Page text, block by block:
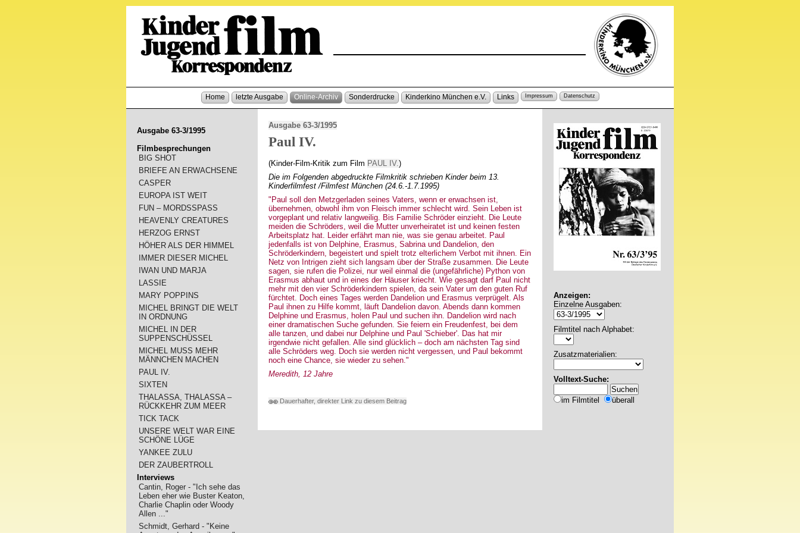
Home letzte Ausgabe Online-Archiv Sonderdrucke Kinderkino München e.V. Links Impressum Datenschutz
Ausgabe 63-3/1995
Paul IV.
(Kinder-Film-Kritik zum Film PAUL IV.)
Die im Folgenden abgedruckte Filmkritik schrieben Kinder beim 13.
Kinderfilmfest /Filmfest München (24.6.-1.7.1995)
"Paul soll den Metzgerladen seines Vaters, wenn er erwachsen ist,
übernehmen, obwohl ihm von Fleisch immer schlecht wird. Sein Leben ist
vorgeplant und relativ langweilig. Bis Familie Schröder einzieht. Die Leute
meiden die Schröders, weil die Mutter unverheiratet ist und keinen festen
Arbeitsplatz hat. Leider erfährt man nie, was sie genau arbeitet. Paul
jedenfalls ist von Delphine, Erasmus, Sabrina und Dandelion, den
Schröderkindern, begeistert und spielt trotz elterlichem Verbot mit ihnen. Ein
Netz von Intrigen zieht sich langsam über der Straße zusammen. Die Leute
sagen, sie rufen die Polizei, nur weil einmal die (ungefährliche) Python von
Erasmus abhaut und in eines der Häuser kriecht. Wie gesagt darf Paul nicht
mehr mit den vier Schröderkindern spielen, da sein Vater um den guten Ruf
fürchtet. Doch eines Tages werden Dandelion und Erasmus verprügelt. Als
Paul ihnen zu Hilfe kommt, läuft Dandelion davon. Abends dann kommen
Delphine und Erasmus, holen Paul und suchen ihn. Dandelion wird nach
einer dramatischen Suche gefunden. Sie feiern ein Freudenfest, bei dem
alle tanzen, und dabei nur Delphine und Paul 'Schieber'. Das hat mir
irgendwie nicht gefallen. Alle sind glücklich – doch am nächsten Tag sind
alle Schröders weg. Doch sie werden nicht vergessen, und Paul bekommt
noch eine Chance, sie wieder zu sehen."
Meredith, 12 Jahre
Dauerhafter, direkter Link zu diesem Beitrag
Ausgabe 63-3/1995
Filmbesprechungen
BIG SHOT
BRIEFE AN ERWACHSENE
CASPER
EUROPA IST WEIT
FUN – MORDSSPASS
HEAVENLY CREATURES
HERZOG ERNST
HÖHER ALS DER HIMMEL
IMMER DIESER MICHEL
IWAN UND MARJA
LASSIE
MARY POPPINS
MICHEL BRINGT DIE WELT
IN ORDNUNG
MICHEL IN DER
SUPPENSCHÜSSEL
MICHEL MUSS MEHR
MÄNNCHEN MACHEN
PAUL IV.
SIXTEN
THALASSA, THALASSA –
RÜCKKEHR ZUM MEER
TICK TACK
UNSERE WELT WAR EINE
SCHÖNE LÜGE
YANKEE ZULU
DER ZAUBERTROLL
Interviews
Cantin, Roger - "Ich sehe das
Leben eher wie Buster Keaton,
Charlie Chaplin oder Woody
Allen ..."
Schmidt, Gerhard - "Keine
Anzeigen:
Einzelne Ausgaben:
Filmtitel nach Alphabet:
Zusatzmaterialien:
Volltext-Suche:
im Filmtitel überall